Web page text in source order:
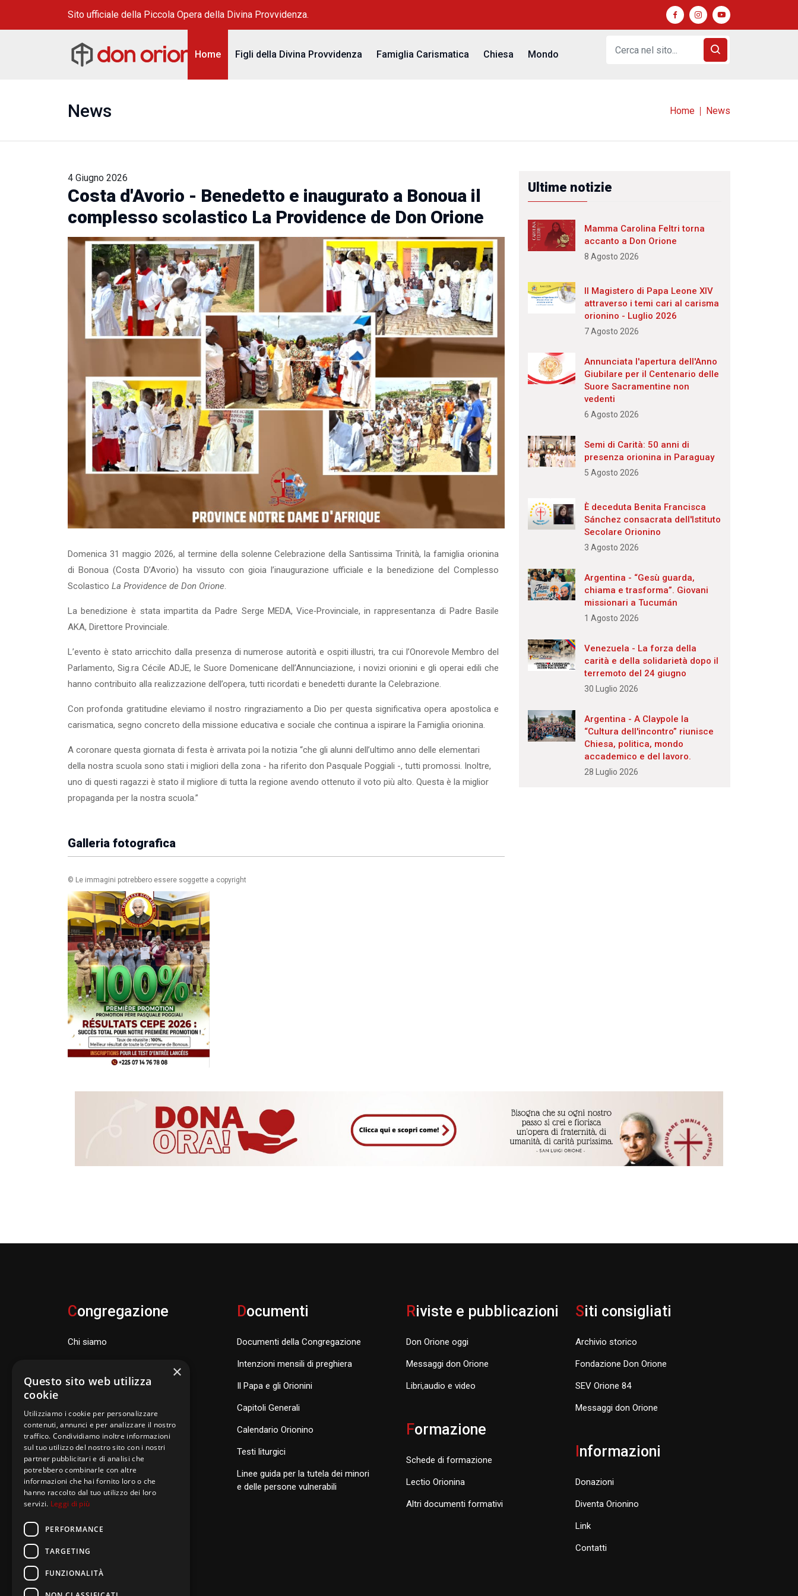
Sito ufficiale della Piccola Opera della Divina Provvidenza.
Home Figli della Divina Provvidenza Famiglia Carismatica Chiesa Mondo
News Home News
4 Giugno 2026
Costa d'Avorio - Benedetto e inaugurato a Bonoua il
complesso scolastico La Providence de Don Orione
Domenica 31 maggio 2026, al termine della solenne Celebrazione della Santissima Trinità, la famiglia orionina
di Bonoua (Costa D’Avorio) ha vissuto con gioia l’inaugurazione ufficiale e la benedizione del Complesso
Scolastico La Providence de Don Orione.
La benedizione è stata impartita da Padre Serge MEDA, Vice‑Provinciale, in rappresentanza di Padre Basile
AKA, Direttore Provinciale.
L’evento è stato arricchito dalla presenza di numerose autorità e ospiti illustri, tra cui l’Onorevole Membro del
Parlamento, Sig.ra Cécile ADJE, le Suore Domenicane dell’Annunciazione, i novizi orionini e gli operai edili che
hanno contribuito alla realizzazione dell’opera, tutti ricordati e benedetti durante la Celebrazione.
Con profonda gratitudine eleviamo il nostro ringraziamento a Dio per questa significativa opera apostolica e
carismatica, segno concreto della missione educativa e sociale che continua a ispirare la Famiglia orionina.
A coronare questa giornata di festa è arrivata poi la notizia “che gli alunni dell’ultimo anno delle elementari
della nostra scuola sono stati i migliori della zona - ha riferito don Pasquale Poggiali -, tutti promossi. Inoltre,
uno di questi ragazzi è stato il migliore di tutta la regione avendo ottenuto il voto più alto. Questa è la miglior
propaganda per la nostra scuola.”
Galleria fotografica
© Le immagini potrebbero essere soggette a copyright
Ultime notizie
Mamma Carolina Feltri torna
accanto a Don Orione
8 Agosto 2026
Il Magistero di Papa Leone XIV
attraverso i temi cari al carisma
orionino - Luglio 2026
7 Agosto 2026
Annunciata l'apertura dell'Anno
Giubilare per il Centenario delle
Suore Sacramentine non
vedenti
6 Agosto 2026
Semi di Carità: 50 anni di
presenza orionina in Paraguay
5 Agosto 2026
È deceduta Benita Francisca
Sánchez consacrata dell'Istituto
Secolare Orionino
3 Agosto 2026
Argentina - “Gesù guarda,
chiama e trasforma”. Giovani
missionari a Tucumán
1 Agosto 2026
Venezuela - La forza della
carità e della solidarietà dopo il
terremoto del 24 giugno
30 Luglio 2026
Argentina - A Claypole la
“Cultura dell'incontro” riunisce
Chiesa, politica, mondo
accademico e del lavoro.
28 Luglio 2026
Congregazione
Chi siamo
Dove siamo nel mondo
Santi di Famiglia
Postulazione Generale
San Luigi Orione
Santi di Famiglia
Documenti
Documenti della Congregazione
Intenzioni mensili di preghiera
Il Papa e gli Orionini
Capitoli Generali
Calendario Orionino
Testi liturgici
Linee guida per la tutela dei minori
e delle persone vulnerabili
Riviste e pubblicazioni
Don Orione oggi
Messaggi don Orione
Libri,audio e video
Formazione
Schede di formazione
Lectio Orionina
Altri documenti formativi
Siti consigliati
Archivio storico
Fondazione Don Orione
SEV Orione 84
Messaggi don Orione
nformazioni
Donazioni
Diventa Orionino
Link
Contatti
×
Questo sito web utilizza
cookie
Utilizziamo i cookie per personalizzare
contenuti, annunci e per analizzare il nostro
traffico. Condividiamo inoltre informazioni
sul tuo utilizzo del nostro sito con i nostri
partner pubblicitari e di analisi che
potrebbero combinarle con altre
informazioni che hai fornito loro o che
hanno raccolto dal tuo utilizzo dei loro
servizi. Leggi di più
PERFORMANCE
TARGETING
FUNZIONALITÀ